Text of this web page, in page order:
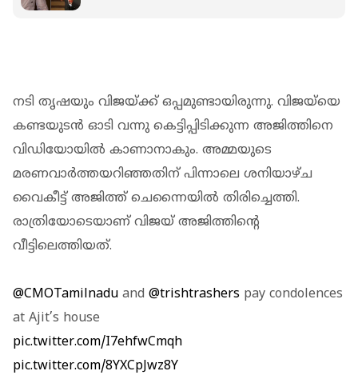
നടി തൃഷയും വിജയ്ക്ക് ഒപ്പമുണ്ടായിരുന്നു. വിജയ്‌യെ
കണ്ടയുടൻ ഓടി വന്നു കെട്ടിപ്പിടിക്കുന്ന അജിത്തിനെ
വിഡിയോയിൽ കാണാനാകും. അമ്മയുടെ
മരണവാർത്തയറിഞ്ഞതിന് പിന്നാലെ ശനിയാഴ്ച
വൈകീട്ട് അജിത്ത് ചെന്നൈയിൽ തിരിച്ചെത്തി.
രാത്രിയോടെയാണ് വിജയ് അജിത്തിന്റെ
വീട്ടിലെത്തിയത്.
@CMOTamilnadu and @trishtrashers pay condolences
at Ajit’s house
pic.twitter.com/I7ehfwCmqh
pic.twitter.com/8YXCpJwz8Y